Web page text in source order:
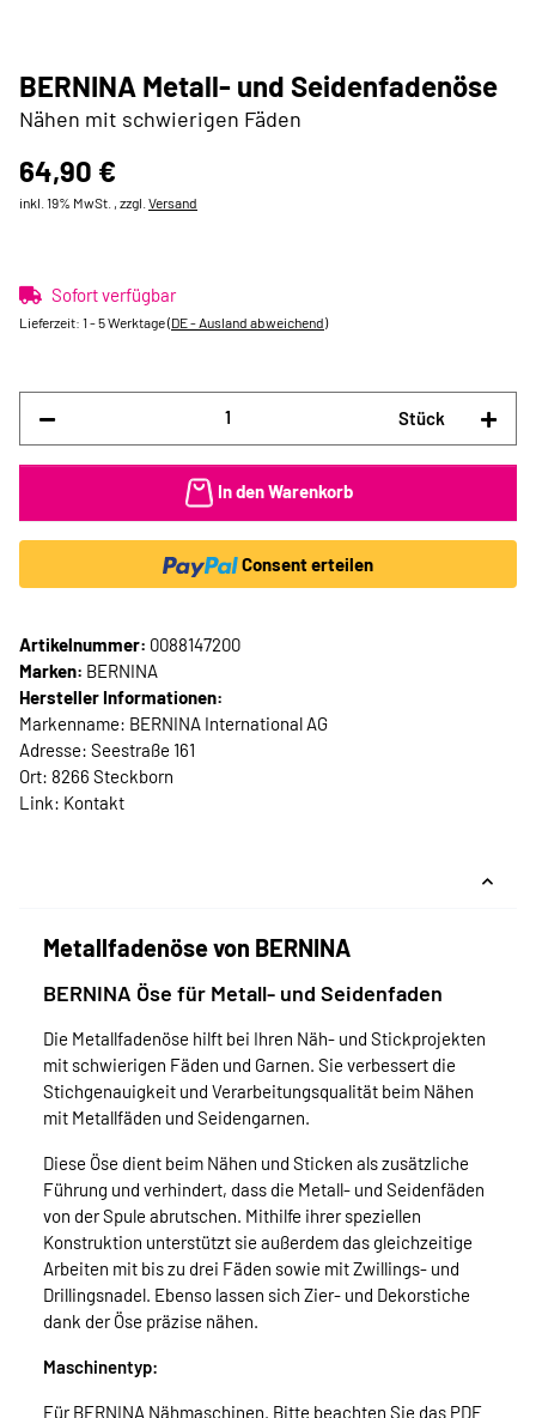
BERNINA Metall- und Seidenfadenöse
Nähen mit schwierigen Fäden
64,90 €
inkl. 19% MwSt. , zzgl. Versand
Sofort verfügbar
Lieferzeit: 1 - 5 Werktage(DE - Ausland abweichend)
Stück
In den Warenkorb
Consent erteilen
Artikelnummer: 0088147200
Marken: BERNINA
Hersteller Informationen:
Markenname: BERNINA International AG
Adresse: Seestraße 161
Ort: 8266 Steckborn
Link: Kontakt
Metallfadenöse von BERNINA
BERNINA Öse für Metall- und Seidenfaden
Die Metallfadenöse hilft bei Ihren Näh- und Stickprojekten
mit schwierigen Fäden und Garnen. Sie verbessert die
Stichgenauigkeit und Verarbeitungsqualität beim Nähen
mit Metallfäden und Seidengarnen.
Diese Öse dient beim Nähen und Sticken als zusätzliche
Führung und verhindert, dass die Metall- und Seidenfäden
von der Spule abrutschen. Mithilfe ihrer speziellen
Konstruktion unterstützt sie außerdem das gleichzeitige
Arbeiten mit bis zu drei Fäden sowie mit Zwillings- und
Drillingsnadel. Ebenso lassen sich Zier- und Dekorstiche
dank der Öse präzise nähen.
Maschinentyp:
Für BERNINA Nähmaschinen. Bitte beachten Sie das PDF